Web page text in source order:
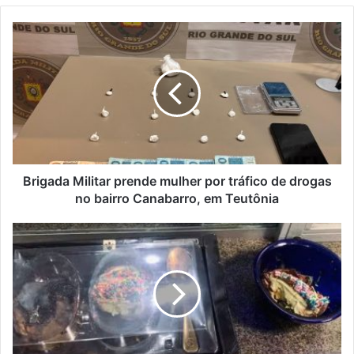
Brigada
prende
mulher
por
tráfico
de
no
bairro
Teutônia
Brigada Militar prende mulher por tráfico de drogas
no bairro Canabarro, em Teutônia
Menina
de
13
anos
morre
após
comer
ovo